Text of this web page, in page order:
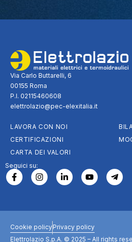
Via Carlo Buttarelli, 6
00155 Roma
P.I. 02115460608
elettrolazio@pec-elexitalia.it
LAVORA CON NOI
CERTIFICAZIONI
CARTA DEI VALORI
Seguici su:
Cookie policyPrivacy policy
Elettrolazio S.p.A. © 2025 – All rights